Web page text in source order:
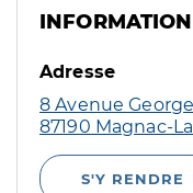
Adresse
8 Avenue
87190 Magnac-
S'Y RENDRE